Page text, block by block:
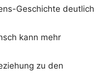
Geschichte deutlich
kann mehr
zu den